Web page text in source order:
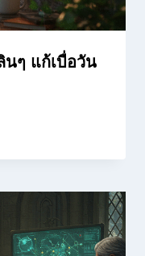
ๆ แก้เบื่อวัน